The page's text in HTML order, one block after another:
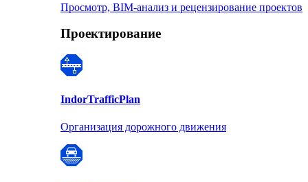
Просмотр, BIM-анализ и рецензирование проектов
Проектирование
IndorTrafficPlan
Организация дорожного движения